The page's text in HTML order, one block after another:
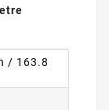
/ 163.8